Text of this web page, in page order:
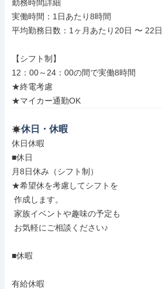
勤務時間詳細
実働時間：1日あたり8時間
平均勤務日数：1ヶ月あたり20日 〜 22日
【シフト制】
12：00～24：00の間で実働8時間
★終電考慮
★マイカー通勤OK
休日・休暇
休日休暇
■休日
月8日休み（シフト制）
★希望休を考慮してシフトを
■休暇
有給休暇